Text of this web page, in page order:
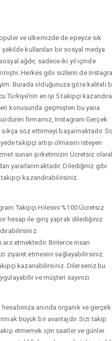
ve ülkemizde de epeyce sık
kullanılan bir sosyal medya
ağdır, sadece iki yıl içinde
Herkes gibi sizlerin de
Burada olduğunuza göre kaliteli
Türkiye’nin en iyi 5 takipçi
konusunda geçmişten bu yana
firmamız, Instagram Gerçek
söz ettirmeyi başarmaktadır.
takipçi artışı olmasını isteyen
sunan şirketimizin Ücretsiz
yararlanmaktadır. Dilediğiniz gibi
kazandırabilirsiniz.
Takipçi Hilesini %100 Ücretsiz
hesap ile giriş yaprak dilediğiniz
etmektedir. Binlerce insan
ziyaret etmesini sağlayabilirsiniz.
kazanabilirsiniz. Dilerseniz bu
ve müşteri sayınızı
anında organik ve gerçek
büyük bir avantajdır. Sizi takip
etmemek için saatler ve günler